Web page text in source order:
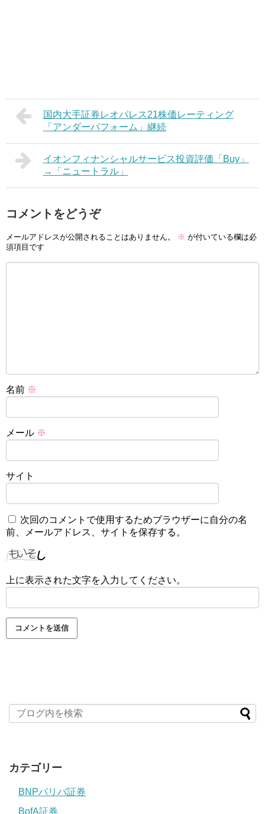
国内大手証券レオパレス21株価レーティング
「アンダーパフォーム」継続
イオンフィナンシャルサービス投資評価「Buy」
→「ニュートラル」
コメントをどうぞ
メールアドレスが公開されることはありません。 ※ が付いている欄は必
須項目です
名前 ※
メール ※
サイト
次回のコメントで使用するためブラウザーに自分の名
前、メールアドレス、サイトを保存する。
上に表示された文字を入力してください。
カテゴリー
BNPパリバ証券
BofA証券